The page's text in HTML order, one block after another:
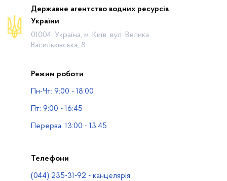
Про відомство
Діяльність
Громадянам
Публічна інформація
Водогосподарські організації
Державне агентство водних ресурсів
України
01004, Україна, м. Київ, вул. Велика
Васильківська, 8
Режим роботи
Пн-Чт: 9:00 - 18:00
Пт: 9:00 - 16:45
Перерва: 13:00 - 13:45
Телефони
(044) 235-31-92 - канцелярія